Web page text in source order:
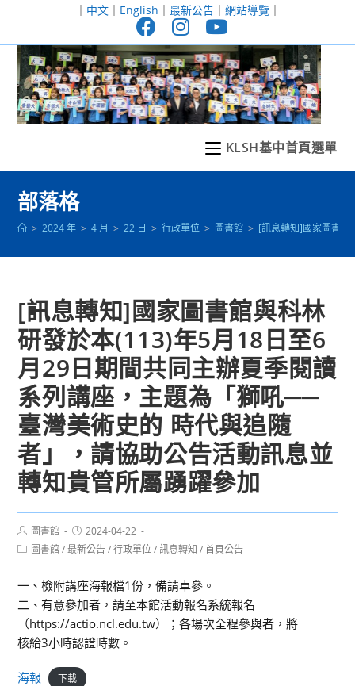
至
｜ 中文｜ English ｜ 最新公告｜ 網站導覽｜
KLSH基中首頁選單
部落格
> 2024 年 > 4 月 > 22 日 > 行政單位 > 圖書館 > [訊息轉知]國家圖書館
[訊息轉知]國家圖書館與科林
研發於本(113)年5月18日至6
月29日期間共同主辦夏季閱讀
系列講座，主題為「獅吼──
臺灣美術史的 時代與追隨
者」，請協助公告活動訊息並
轉知貴管所屬踴躍參加
Post
author:
圖書館
Post
published:
2024-04-22
Post圖書館 / 最新公告 / 行政單位 / 訊息轉知 / 首頁公告
一、檢附講座海報檔1份，備請卓參。
二、有意參加者，請至本館活動報名系統報名
（https://actio.ncl.edu.tw）；各場次全程參與者，將
核給3小時認證時數。
海報 下載